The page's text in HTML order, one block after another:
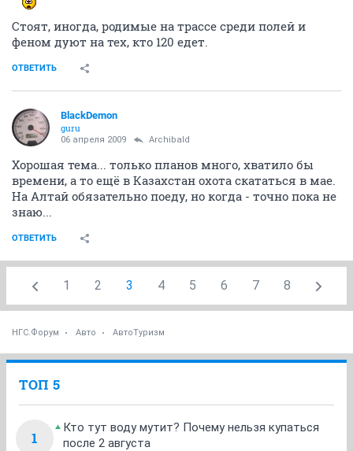
Стоят, иногда, родимые на трассе среди полей и
феном дуют на тех, кто 120 едет.
ОТВЕТИТЬ
BlackDemon
guru
06 апреля 2009 Archibald
Хорошая тема... только планов много, хватило бы
времени, а то ещё в Казахстан охота скататься в мае.
На Алтай обязательно поеду, но когда - точно пока не
знаю...
ОТВЕТИТЬ
1 2 3 4 5 6 7 8
НГС.Форум Авто АвтоТуризм
ТОП 5
1
Кто тут воду мутит? Почему нельзя купаться
после 2 августа